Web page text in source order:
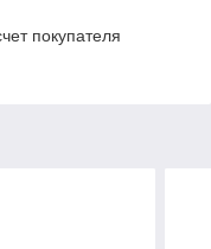
покупателя